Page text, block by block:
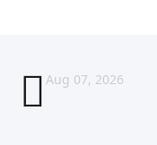
Aug 07, 2026